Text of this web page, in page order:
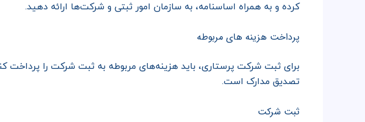
کرده و به همراه اساسنامه، به سازمان امور ثبتی و شرکت‌ها ارائه دهید.
پرداخت هزینه های مربوطه
برای ثبت شرکت پرستاری، باید هزینه‌های مربوطه به ثبت شرکت را پرداخت
تصدیق مدارک است.
ثبت شرکت